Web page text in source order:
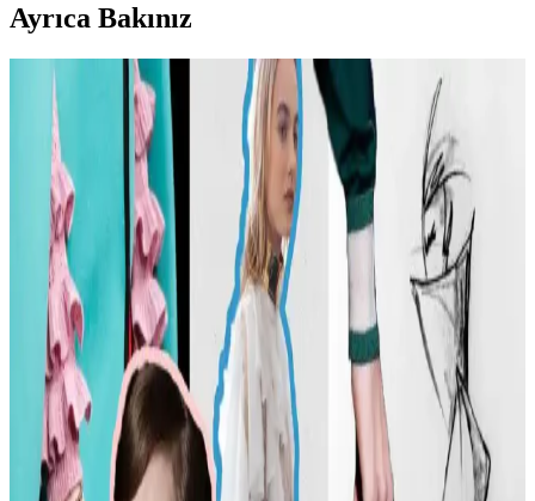
Ayrıca Bakınız
Carolyn Bessette Kennedy Stili ve 90'lar
Minimalizminin Günümüzdeki Yansımaları
Carolyn Bessette Kennedy'nin 90'lar minimalizmini yansıtan stili,
fiziksel özelliklere dayalı popülerliği ve aşırı yüceltilmesiyle
tartışılıyor. Günümüzde moda daha fazla bireysellik ve çeşitlilik
arıyor.
Günlük Moda Soruları ve Stil Önerileri: Vücut
Tipine Uygun Kombinasyonlar ve Ayakkabı Seçimi
Moda ve stil, kişisel tercihlere göre şekillenir. Vücut tipine uygun
kıyafet seçimi, günlük kombin önerileri ve rahat ayakkabı
markalarıyla şıklığı yakalayın. İkinci el lüks ürün alımında dikkat
edilmesi gerekenler burada.
Kadın Modasında Beden Tipi, Sürdürülebilirlik ve
Mevsime Uygun Stil Önerileri